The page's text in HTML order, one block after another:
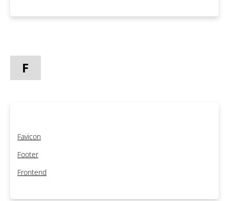
F
Favicon
Footer
Frontend